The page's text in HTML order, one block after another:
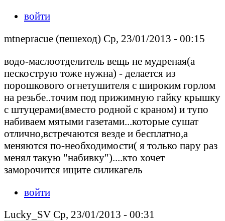
войти
mtnepracue (пешеход) Ср, 23/01/2013 - 00:15
водо-маслоотделитель вещь не мудреная(а
пескострую тоже нужна) - делается из
порошкового огнетушителя с широким горлом
на резьбе..точим под прижимную гайку крышку
с штуцерами(вместо родной с краном) и тупо
набиваем мятыми газетами...которые сушат
отлично,встречаются везде и бесплатно,а
меняются по-необходимости( я только пару раз
менял такую "набивку")....кто хочет
заморочится ищите силикагель
войти
Lucky_SV Ср, 23/01/2013 - 00:31